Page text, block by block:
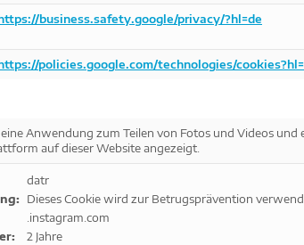
business.safety.google/privacy/?hl=de
policies.google.com/technologies/
Anwendung zum Teilen von Fotos und Videos
auf dieser Website angezeigt.
datr
Dieses Cookie wird zur Betrugsprävention
.instagram.com
2 Jahre